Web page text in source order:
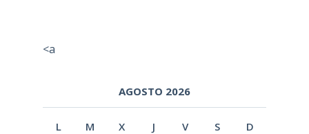
<a
AGOSTO 2026
L M X J V S D